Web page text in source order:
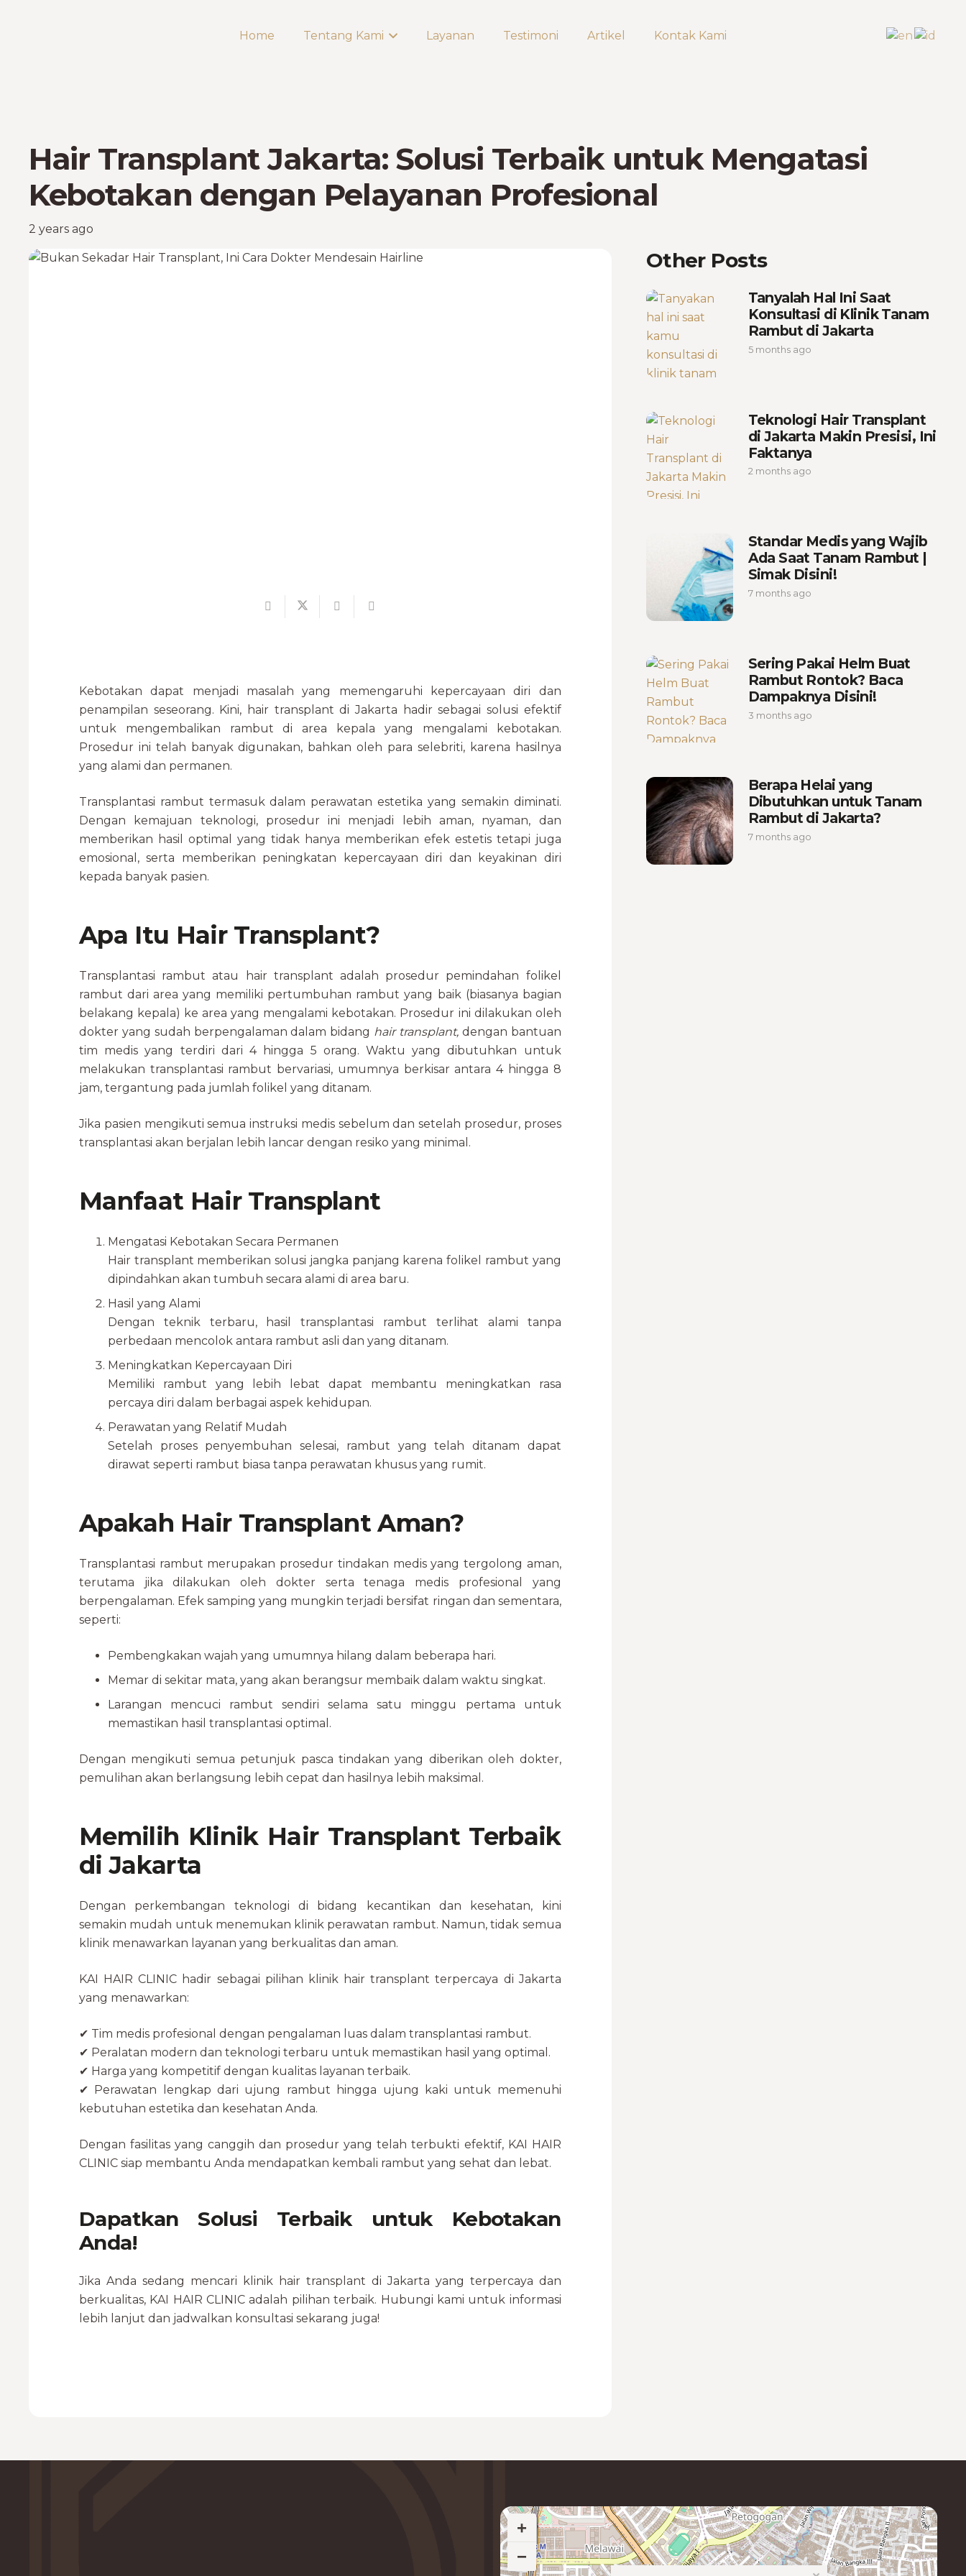
Home Tentang Kami Layanan Testimoni Artikel Kontak Kami
Hair Transplant Jakarta: Solusi Terbaik untuk Mengatasi
Kebotakan dengan Pelayanan Profesional
2 years ago
Kebotakan dapat menjadi masalah yang memengaruhi kepercayaan diri dan
penampilan seseorang. Kini, hair transplant di Jakarta hadir sebagai solusi efektif
untuk mengembalikan rambut di area kepala yang mengalami kebotakan.
Prosedur ini telah banyak digunakan, bahkan oleh para selebriti, karena hasilnya
yang alami dan permanen.
Transplantasi rambut termasuk dalam perawatan estetika yang semakin diminati.
Dengan kemajuan teknologi, prosedur ini menjadi lebih aman, nyaman, dan
memberikan hasil optimal yang tidak hanya memberikan efek estetis tetapi juga
emosional, serta memberikan peningkatan kepercayaan diri dan keyakinan diri
kepada banyak pasien.
Apa Itu Hair Transplant?
Transplantasi rambut atau hair transplant adalah prosedur pemindahan folikel
rambut dari area yang memiliki pertumbuhan rambut yang baik (biasanya bagian
belakang kepala) ke area yang mengalami kebotakan. Prosedur ini dilakukan oleh
dokter yang sudah berpengalaman dalam bidang hair transplant, dengan bantuan
tim medis yang terdiri dari 4 hingga 5 orang. Waktu yang dibutuhkan untuk
melakukan transplantasi rambut bervariasi, umumnya berkisar antara 4 hingga 8
jam, tergantung pada jumlah folikel yang ditanam.
Jika pasien mengikuti semua instruksi medis sebelum dan setelah prosedur, proses
transplantasi akan berjalan lebih lancar dengan resiko yang minimal.
Manfaat Hair Transplant
Mengatasi Kebotakan Secara Permanen
Hair transplant memberikan solusi jangka panjang karena folikel rambut yang
dipindahkan akan tumbuh secara alami di area baru.
Hasil yang Alami
Dengan teknik terbaru, hasil transplantasi rambut terlihat alami tanpa
perbedaan mencolok antara rambut asli dan yang ditanam.
Meningkatkan Kepercayaan Diri
Memiliki rambut yang lebih lebat dapat membantu meningkatkan rasa
percaya diri dalam berbagai aspek kehidupan.
Perawatan yang Relatif Mudah
Setelah proses penyembuhan selesai, rambut yang telah ditanam dapat
dirawat seperti rambut biasa tanpa perawatan khusus yang rumit.
Apakah Hair Transplant Aman?
Transplantasi rambut merupakan prosedur tindakan medis yang tergolong aman,
terutama jika dilakukan oleh dokter serta tenaga medis profesional yang
berpengalaman. Efek samping yang mungkin terjadi bersifat ringan dan sementara,
seperti:
Pembengkakan wajah yang umumnya hilang dalam beberapa hari.
Memar di sekitar mata, yang akan berangsur membaik dalam waktu singkat.
Larangan mencuci rambut sendiri selama satu minggu pertama untuk
memastikan hasil transplantasi optimal.
Dengan mengikuti semua petunjuk pasca tindakan yang diberikan oleh dokter,
pemulihan akan berlangsung lebih cepat dan hasilnya lebih maksimal.
Memilih Klinik Hair Transplant Terbaik
di Jakarta
Dengan perkembangan teknologi di bidang kecantikan dan kesehatan, kini
semakin mudah untuk menemukan klinik perawatan rambut. Namun, tidak semua
klinik menawarkan layanan yang berkualitas dan aman.
KAI HAIR CLINIC hadir sebagai pilihan klinik hair transplant terpercaya di Jakarta
yang menawarkan:
✔ Tim medis profesional dengan pengalaman luas dalam transplantasi rambut.
✔ Peralatan modern dan teknologi terbaru untuk memastikan hasil yang optimal.
✔ Harga yang kompetitif dengan kualitas layanan terbaik.
✔ Perawatan lengkap dari ujung rambut hingga ujung kaki untuk memenuhi
kebutuhan estetika dan kesehatan Anda.
Dengan fasilitas yang canggih dan prosedur yang telah terbukti efektif, KAI HAIR
CLINIC siap membantu Anda mendapatkan kembali rambut yang sehat dan lebat.
Dapatkan Solusi Terbaik untuk Kebotakan
Anda!
Jika Anda sedang mencari klinik hair transplant di Jakarta yang terpercaya dan
berkualitas, KAI HAIR CLINIC adalah pilihan terbaik. Hubungi kami untuk informasi
lebih lanjut dan jadwalkan konsultasi sekarang juga!
Other Posts
Tanyalah Hal Ini Saat
Konsultasi di Klinik Tanam
Rambut di Jakarta
5 months ago
Teknologi Hair Transplant
di Jakarta Makin Presisi, Ini
Faktanya
2 months ago
Standar Medis yang Wajib
Ada Saat Tanam Rambut |
Simak Disini!
7 months ago
Sering Pakai Helm Buat
Rambut Rontok? Baca
Dampaknya Disini!
3 months ago
Berapa Helai yang
Dibutuhkan untuk Tanam
Rambut di Jakarta?
7 months ago
+
−